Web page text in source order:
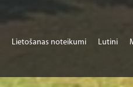
Lietošanas noteikumi Lutini